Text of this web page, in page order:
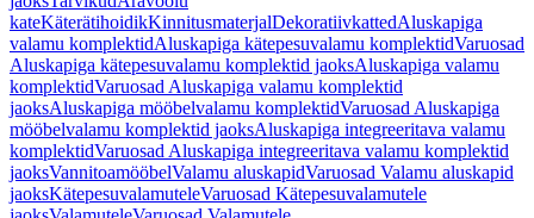
kateKäterätihoidikKinnitusmaterjalDekoratiivkattedAluskapiga
valamu komplektidAluskapiga kätepesuvalamu komplektidVaruosad
Aluskapiga kätepesuvalamu komplektid jaoksAluskapiga valamu
komplektidVaruosad Aluskapiga valamu komplektid
jaoksAluskapiga mööbelvalamu komplektidVaruosad Aluskapiga
mööbelvalamu komplektid jaoksAluskapiga integreeritava valamu
komplektidVaruosad Aluskapiga integreeritava valamu komplektid
jaoksVannitoamööbelValamu aluskapidVaruosad Valamu aluskapid
jaoksKätepesuvalamuteleVaruosad Kätepesuvalamutele